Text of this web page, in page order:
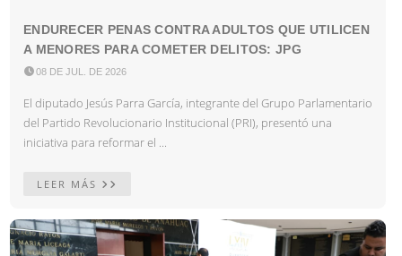
ENDURECER PENAS CONTRA ADULTOS QUE UTILICEN
A MENORES PARA COMETER DELITOS: JPG
08 DE JUL. DE 2026
El diputado Jesús Parra García, integrante del Grupo Parlamentario
del Partido Revolucionario Institucional (PRI), presentó una
iniciativa para reformar el ...
LEER MÁS